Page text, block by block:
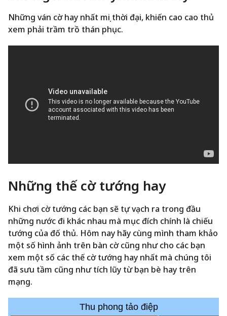
Những ván cờ hay nhất mọi thời đại, khiến cao cao thủ
xem phải trầm trồ thán phục.
Những thế cờ tướng hay
Khi chơi cờ tướng các bạn sẽ tự vạch ra trong đầu
những nước đi khác nhau mà mục đích chính là chiếu
tướng của đố thủ. Hôm nay hãy cùng mình tham khảo
một số hình ảnh trên bàn cờ cũng như cho các bạn
xem một số các thế cờ tướng hay nhất mà chúng tôi
đã sưu tầm cũng như tích lũy từ bạn bè hay trên
mạng.